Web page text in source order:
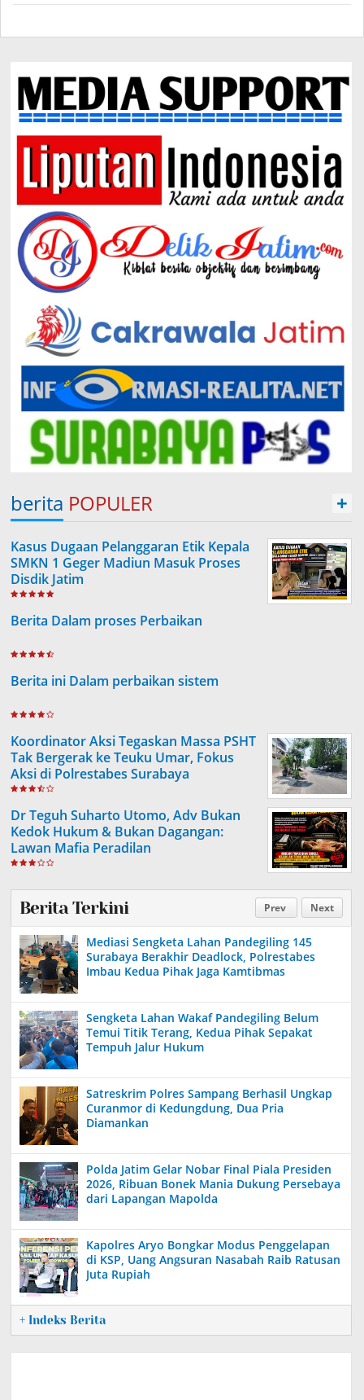
berita POPULER +
Kasus Dugaan Pelanggaran Etik Kepala
SMKN 1 Geger Madiun Masuk Proses
Disdik Jatim
Berita Dalam proses Perbaikan
Berita ini Dalam perbaikan sistem
Koordinator Aksi Tegaskan Massa PSHT
Tak Bergerak ke Teuku Umar, Fokus
Aksi di Polrestabes Surabaya
Dr Teguh Suharto Utomo, Adv Bukan
Kedok Hukum & Bukan Dagangan:
Lawan Mafia Peradilan
Prev Next
Berita Terkini
Mediasi Sengketa Lahan Pandegiling 145
Surabaya Berakhir Deadlock, Polrestabes
Imbau Kedua Pihak Jaga Kamtibmas
Sengketa Lahan Wakaf Pandegiling Belum
Temui Titik Terang, Kedua Pihak Sepakat
Tempuh Jalur Hukum
Satreskrim Polres Sampang Berhasil Ungkap
Curanmor di Kedungdung, Dua Pria
Diamankan
Polda Jatim Gelar Nobar Final Piala Presiden
2026, Ribuan Bonek Mania Dukung Persebaya
dari Lapangan Mapolda
Kapolres Aryo Bongkar Modus Penggelapan
di KSP, Uang Angsuran Nasabah Raib Ratusan
Juta Rupiah
+ Indeks Berita